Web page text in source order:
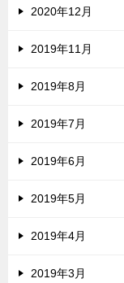
2020年12月
2019年11月
2019年8月
2019年7月
2019年6月
2019年5月
2019年4月
2019年3月